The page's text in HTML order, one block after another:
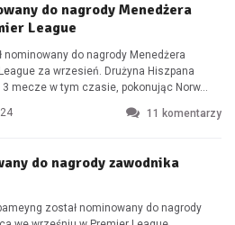
do nagrody Menedżera
League
nominowany do nagrody Menedżera
za wrzesień. Drużyna Hiszpana
mecze w tym czasie, pokonując Norw...
11 komentarzy
do nagrody zawodnika
został nominowany do nagrody